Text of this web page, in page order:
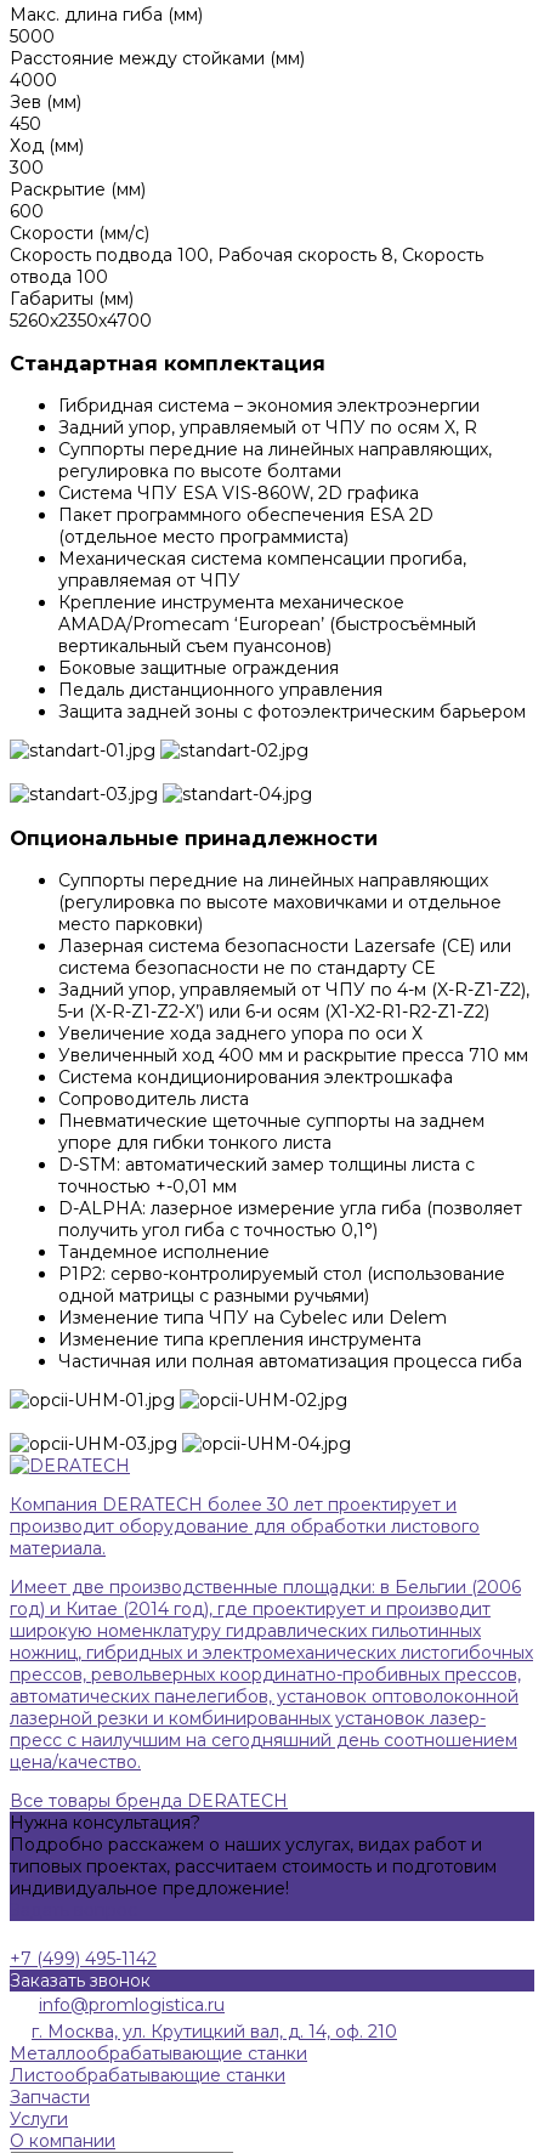
Макс. длина гиба (мм)
5000
Расстояние между стойками (мм)
4000
Зев (мм)
450
Ход (мм)
300
Раскрытие (мм)
600
Скорости (мм/с)
Скорость подвода 100, Рабочая скорость 8, Скорость
отвода 100
Габариты (мм)
5260х2350х4700
Стандартная комплектация
Гибридная система – экономия электроэнергии
Задний упор, управляемый от ЧПУ по осям X, R
Суппорты передние на линейных направляющих,
регулировка по высоте болтами
Система ЧПУ ESA VIS-860W, 2D графика
Пакет программного обеспечения ESA 2D
(отдельное место программиста)
Механическая система компенсации прогиба,
управляемая от ЧПУ
Крепление инструмента механическое
AMADA/Promecam ‘European’ (быстросъёмный
вертикальный съем пуансонов)
Боковые защитные ограждения
Педаль дистанционного управления
Защита задней зоны с фотоэлектрическим барьером
Опциональные принадлежности
Суппорты передние на линейных направляющих
(регулировка по высоте маховичками и отдельное
место парковки)
Лазерная система безопасности Lazersafe (СЕ) или
система безопасности не по стандарту СЕ
Задний упор, управляемый от ЧПУ по 4-м (X-R-Z1-Z2),
5-и (X-R-Z1-Z2-X’) или 6-и осям (X1-X2-R1-R2-Z1-Z2)
Увеличение хода заднего упора по оси Х
Увеличенный ход 400 мм и раскрытие пресса 710 мм
Система кондиционирования электрошкафа
Сопроводитель листа
Пневматические щеточные суппорты на заднем
упоре для гибки тонкого листа
D-STM: автоматический замер толщины листа с
точностью +-0,01 мм
D-ALPHA: лазерное измерение угла гиба (позволяет
получить угол гиба с точностью 0,1°)
Тандемное исполнение
P1P2: серво-контролируемый стол (использование
одной матрицы с разными ручьями)
Изменение типа ЧПУ на Сybelec или Delem
Изменение типа крепления инструмента
Частичная или полная автоматизация процесса гиба
Компания DERATECH более 30 лет проектирует и
производит оборудование для обработки листового
материала.
Имеет две производственные площадки: в Бельгии (2006
год) и Китае (2014 год), где проектирует и производит
широкую номенклатуру гидравлических гильотинных
ножниц, гибридных и электромеханических листогибочных
прессов, револьверных координатно-пробивных прессов,
автоматических панелегибов, установок оптоволоконной
лазерной резки и комбинированных установок лазер-
пресс с наилучшим на сегодняшний день соотношением
цена/качество.
Все товары бренда DERATECH
Нужна консультация?
Подробно расскажем о наших услугах, видах работ и
типовых проектах, рассчитаем стоимость и подготовим
индивидуальное предложение!
+7 (499) 495-1142
Заказать звонок
info@promlogistica.ru
г. Москва, ул. Крутицкий вал, д. 14, оф. 210
Металлообрабатывающие станки
Листообрабатывающие станки
Запчасти
Услуги
О компании